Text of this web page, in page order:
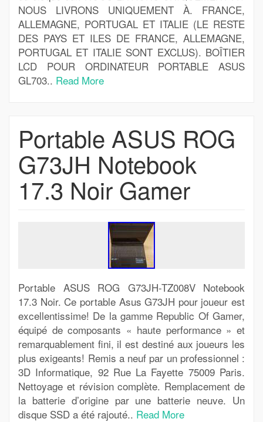
NOUS LIVRONS UNIQUEMENT À. FRANCE,
ALLEMAGNE, PORTUGAL ET ITALIE (LE RESTE
DES PAYS ET ILES DE FRANCE, ALLEMAGNE,
PORTUGAL ET ITALIE SONT EXCLUS). BOÎTIER
LCD POUR ORDINATEUR PORTABLE ASUS
GL703.. Read More
Portable ASUS ROG
G73JH Notebook
17.3 Noir Gamer
Portable ASUS ROG G73JH-TZ008V Notebook
17.3 Noir. Ce portable Asus G73JH pour joueur est
excellentissime! De la gamme Republic Of Gamer,
équipé de composants « haute performance » et
remarquablement fini, il est destiné aux joueurs les
plus exigeants! Remis a neuf par un professionnel :
3D Informatique, 92 Rue La Fayette 75009 Paris.
Nettoyage et révision complète. Remplacement de
la batterie d’origine par une batterie neuve. Un
disque SSD a été rajouté.. Read More